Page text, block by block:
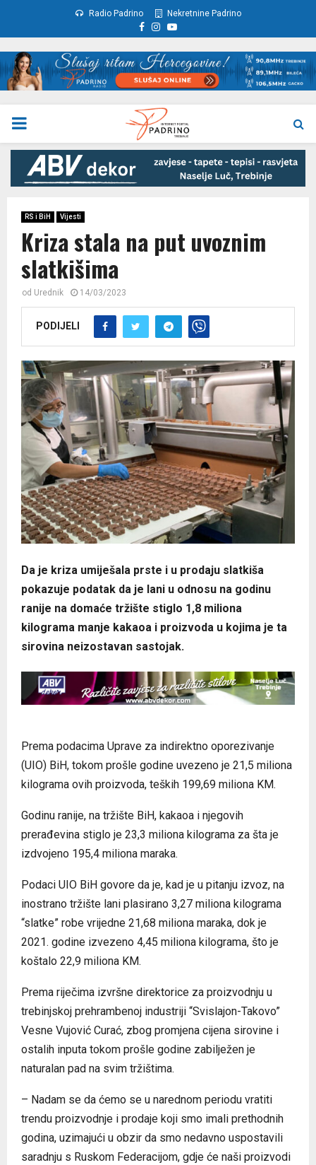
Radio Padrino Nekretnine Padrino
Facebook
Instagram
Youtube
PRIMARY
MENU
RS i BiH Vijesti
Kriza stala na put uvoznim
slatkišima
od Urednik 14/03/2023
PODIJELI
Da je kriza umiješala prste i u prodaju slatkiša
pokazuje podatak da je lani u odnosu na godinu
ranije na domaće tržište stiglo 1,8 miliona
kilograma manje kakaoa i proizvoda u kojima je ta
sirovina neizostavan sastojak.
Prema podacima Uprave za indirektno oporezivanje
(UIO) BiH, tokom prošle godine uvezeno je 21,5 miliona
kilograma ovih proizvoda, teških 199,69 miliona KM.
Godinu ranije, na tržište BiH, kakaoa i njegovih
prerađevina stiglo je 23,3 miliona kilograma za šta je
izdvojeno 195,4 miliona maraka.
Podaci UIO BiH govore da je, kad je u pitanju izvoz, na
inostrano tržište lani plasirano 3,27 miliona kilograma
“slatke” robe vrijedne 21,68 miliona maraka, dok je
2021. godine izvezeno 4,45 miliona kilograma, što je
koštalo 22,9 miliona KM.
Prema riječima izvršne direktorice za proizvodnju u
trebinjskoj prehrambenoj industriji “Svislajon-Takovo”
Vesne Vujović Curać, zbog promjena cijena sirovine i
ostalih inputa tokom prošle godine zabilježen je
naturalan pad na svim tržištima.
– Nadam se da ćemo se u narednom periodu vratiti
trendu proizvodnje i prodaje koji smo imali prethodnih
godina, uzimajući u obzir da smo nedavno uspostavili
saradnju s Ruskom Federacijom, gdje će naši proizvodi